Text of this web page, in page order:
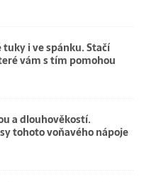
i ve spánku. Stačí
vám s tím pomohou
a dlouhověkostí.
tohoto voňavého nápoje